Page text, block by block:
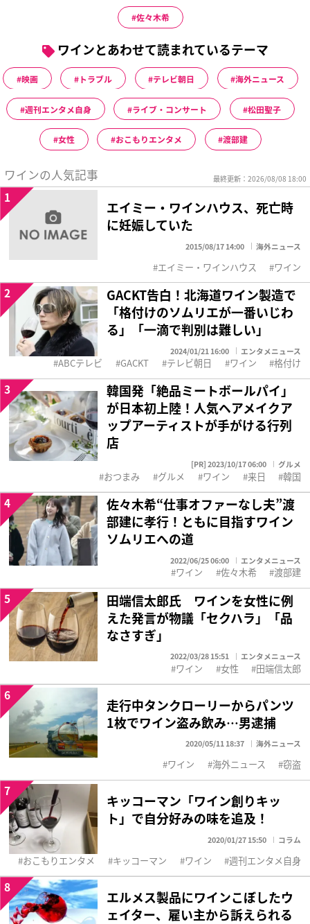
佐々木希
ワインとあわせて読まれているテーマ
映画 トラブル テレビ朝日 海外ニュース
週刊エンタメ自身 ライブ・コンサート 松田聖子
女性 おこもりエンタメ 渡部建
ワインの人気記事 最終更新：2026/08/08 18:00
エイミー・ワインハウス、死亡時
に妊娠していた
2015/08/17 14:00 海外ニュース
1
エイミー・ワインハウス ワイン
GACKT告白！北海道ワイン製造で
「格付けのソムリエが一番いじわ
る」「一滴で判別は難しい」
2024/01/21 16:00 エンタメニュース
2
ABCテレビ GACKT テレビ朝日 ワイン 格付け
韓国発「絶品ミートボールパイ」
が日本初上陸！人気ヘアメイクア
ップアーティストが手がける行列
店
[PR] 2023/10/17 06:00 グルメ
3
おつまみ グルメ ワイン 来日 韓国
佐々木希“仕事オファーなし夫”渡
部建に孝行！ともに目指すワイン
ソムリエへの道
2022/06/25 06:00 エンタメニュース
4
ワイン 佐々木希 渡部建
田端信太郎氏 ワインを女性に例
えた発言が物議「セクハラ」「品
なさすぎ」
2022/03/28 15:51 エンタメニュース
5
ワイン 女性 田端信太郎
走行中タンクローリーからパンツ
1枚でワイン盗み飲み…男逮捕
2020/05/11 18:37 海外ニュース
6
ワイン 海外ニュース 窃盗
キッコーマン「ワイン創りキッ
ト」で自分好みの味を追及！
2020/01/27 15:50 コラム
7
おこもりエンタメ キッコーマン ワイン 週刊エンタメ自身
エルメス製品にワインこぼしたウ
ェイター、雇い主から訴えられる
8